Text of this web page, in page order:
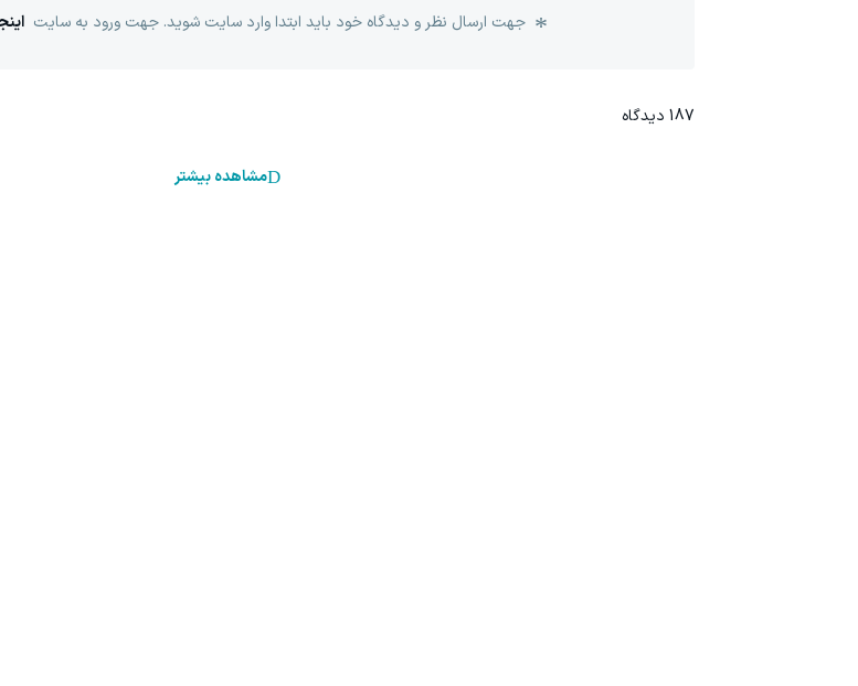
جهت ارسال نظر و دیدگاه خود باید ابتدا وارد سایت شوید. جهت ورود به سایت
187 دیدگاه
مشاهده بیشتر